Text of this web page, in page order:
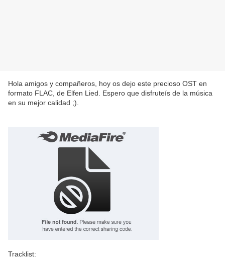
Hola amigos y compañeros, hoy os dejo este precioso OST en
formato FLAC, de Elfen Lied. Espero que disfruteís de la música
en su mejor calidad ;).
Tracklist: